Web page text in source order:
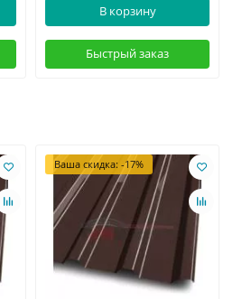
В корзину
Быстрый заказ
Ваша скидка: -17%